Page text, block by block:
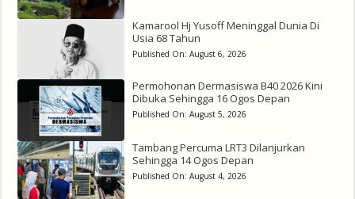
Kamarool Hj Yusoff Meninggal Dunia Di
Usia 68 Tahun
Published On: August 6, 2026
Permohonan Dermasiswa B40 2026 Kini
Dibuka Sehingga 16 Ogos Depan
Published On: August 5, 2026
Tambang Percuma LRT3 Dilanjurkan
Sehingga 14 Ogos Depan
Published On: August 4, 2026